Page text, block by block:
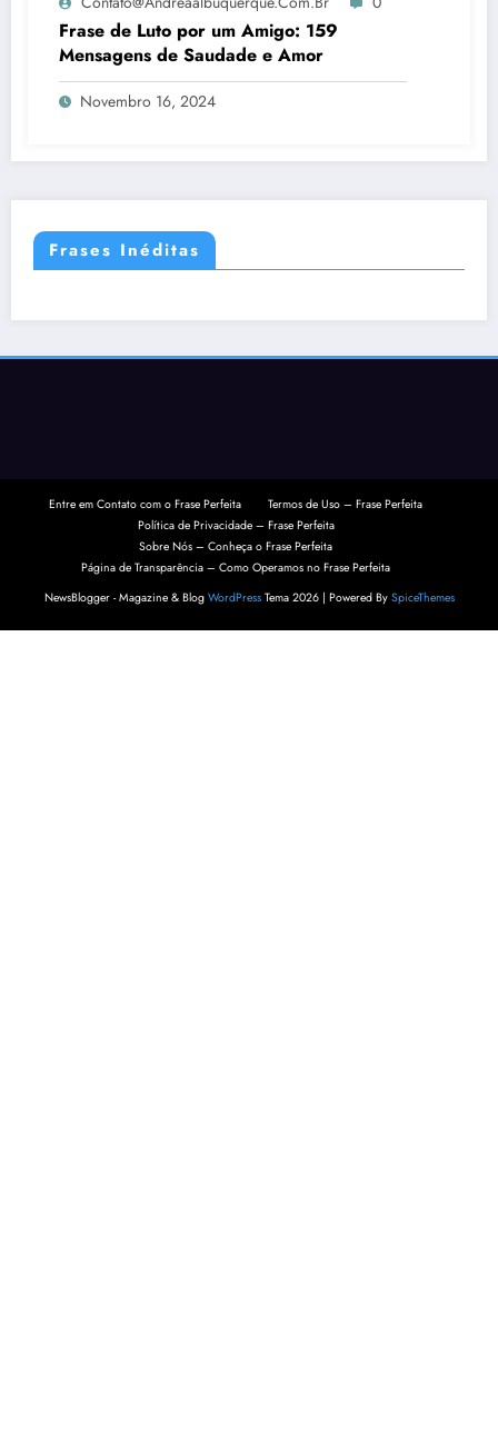
Frase de Luto por um Amigo: 159
Mensagens de Saudade e Amor
Novembro 16, 2024
Frases Inéditas
Entre em Contato com o Frase Perfeita
Termos de Uso – Frase Perfeita
Política de Privacidade – Frase Perfeita
Sobre Nós – Conheça o Frase Perfeita
Página de Transparência – Como Operamos no Frase Perfeita
NewsBlogger - Magazine & Blog WordPressTema 2026 | Powered By SpiceThemes